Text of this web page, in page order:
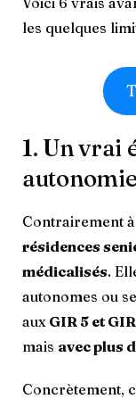
les quelques
1. Un vrai
Contrairement à
résidences
médicalisés.
autonomes ou
aux GIR 5 et
mais avec plus
Concrètement,